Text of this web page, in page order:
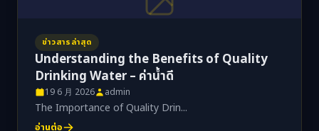
ข่าวสารล่าสุด
Understanding the Benefits of Quality
Drinking Water – ค่าน้ำดี
19 6 月 2026 admin
The Importance of Quality Drin...
อ่านต่อ